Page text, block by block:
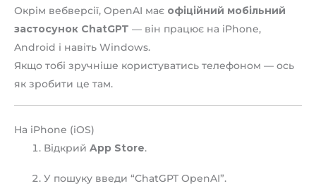
Окрім вебверсії, OpenAI має офіційний мобільний
застосунок ChatGPT — він працює на iPhone,
Android і навіть Windows.
Якщо тобі зручніше користуватись телефоном — ось
як зробити це там.
На iPhone (iOS)
Відкрий App Store.
У пошуку введи “ChatGPT OpenAI”.